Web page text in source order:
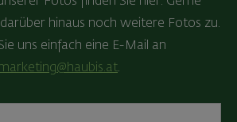
hinaus noch weitere Fotos zu.
uns einfach eine E-Mail an
.